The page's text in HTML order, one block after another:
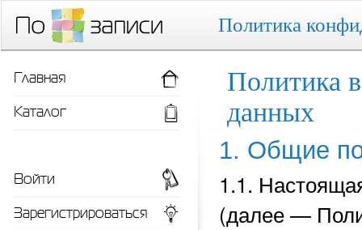
Политика
Политика
данных
1. Общие
1.1.
(далее —
Главная
Каталог
Войти
Зарегистрироваться